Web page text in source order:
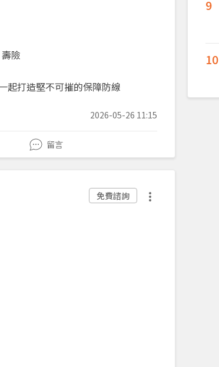
險
起打造堅不可摧的保障防線
2026-05-26 11:15
留言
免費諮詢
9
10